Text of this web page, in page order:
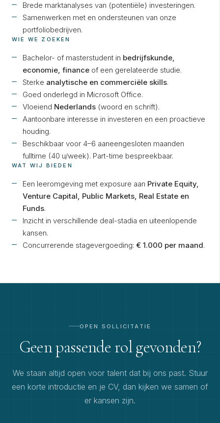
Brede marktanalyses van (potentiële) investeringen.
Samenwerken met en ondersteunen van onze
portfoliobedrijven.
WIE WE ZOEKEN
Bachelor- of masterstudent in bedrijfskunde,
economie, finance of een gerelateerde studie.
Sterke analytische en commerciële skills.
Goed onderlegd in Microsoft Office.
Vloeiend Nederlands (woord en schrift).
Aantoonbare interesse in investeren en een proactieve
houding.
Beschikbaar voor 4–6 aaneengesloten maanden
fulltime (40 u/week). Part-time bespreekbaar.
WAT WIJ BIEDEN
Een leeromgeving met exposure aan Private Equity,
Venture Capital, Public Markets, Real Estate en
Funds.
Inzicht in verschillende deal-stadia en uiteenlopende
kansen.
Concurrerende stagevergoeding: € 1.000 per maand.
OPEN SOLLICITATIE
Geen passende rol gevonden?
We staan altijd open voor talent dat bij ons past. Stuur
een korte introductie en je CV, dan kijken we samen of
er kansen zijn.